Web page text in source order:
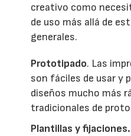
creativo como
de uso más allá de
generales.
Prototipado. Las
son fáciles de usar y
diseños mucho más
tradicionales de
Plantillas y fijaciones.